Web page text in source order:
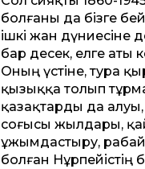
болғаны да бізге
ішкі жан дүниесіне
бар десек, елге
Оның үстіне, тура
қызыққа толып
қазақтарды да
соғысы жылдары,
ұжымдастыру,
болған Нұрпейістің